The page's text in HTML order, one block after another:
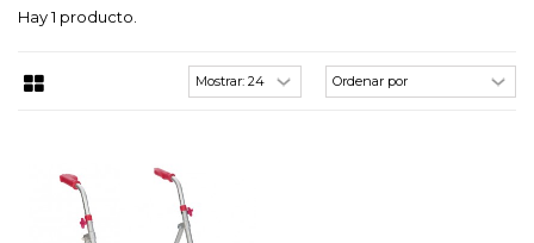
Hay 1 producto.